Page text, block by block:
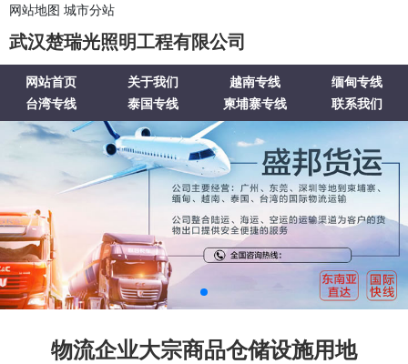
网站地图 城市分站
武汉楚瑞光照明工程有限公司
网站首页 关于我们 越南专线
缅甸专线
台湾专线
泰国专线 柬埔寨专线 联系我们
物流企业大宗商品仓储设施用地